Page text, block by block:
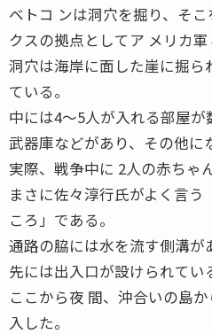
ベトコ ンは洞穴を掘り、そ
クスの拠点としてア メリカ軍
洞穴は海岸に面した崖に掘ら
ている。
中には4〜5人が入れる部屋が
武器庫などがあり、その他に
実際、戦争中に 2人の赤ちゃ
まさに佐々淳行氏がよく言
ころ」である。
通路の脇には水を流す側溝が
先には出入口が設けられてい
ここから夜 間、沖合いの島
入した。